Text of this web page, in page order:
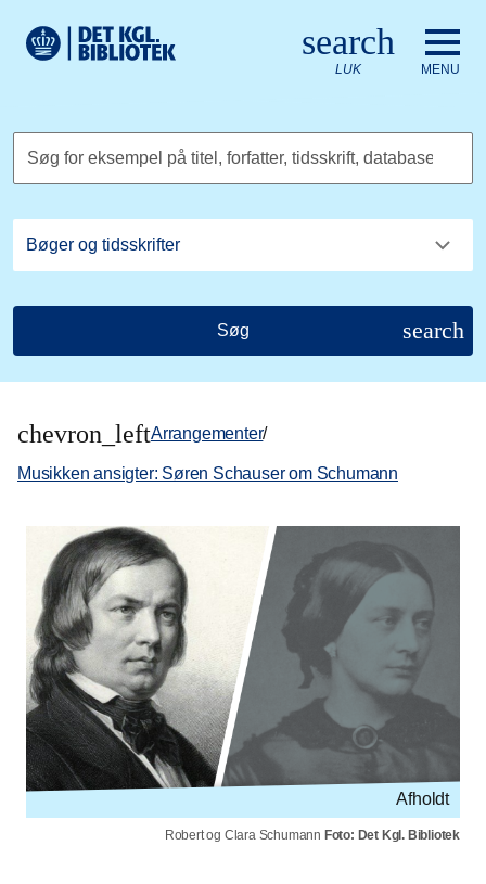
Det Kongelige Biblioteks logo. Gå til Det Kongelige
search
LUK MENU
Søg for eksempel på titel, forfatter, tidsskrift, database
Søg search
chevron_leftArrangementer/
Musikken ansigter: Søren Schauser om Schumann
Afholdt
Robert og Clara Schumann Foto: Det Kgl. Bibliotek